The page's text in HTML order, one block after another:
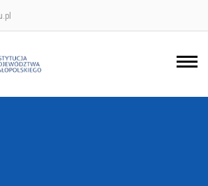
w Krakowie
w Nowym Sączu
w Tarnowie